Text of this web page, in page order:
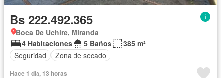
Bs 222.492.365
Boca De Uchire, Miranda
4 Habitaciones
5 Baños
385 m²
Seguridad
Zona de secado
Hace 1 día, 13 horas